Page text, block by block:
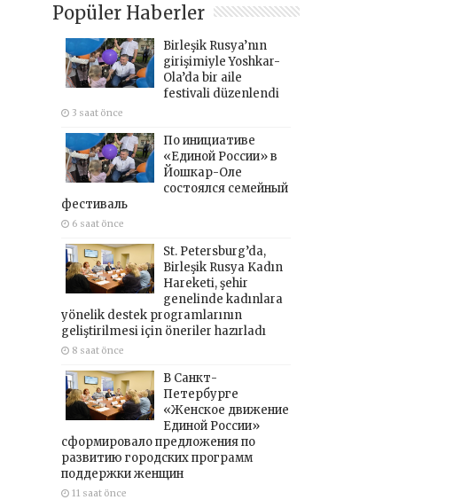
Popüler Haberler
Birleşik Rusya’nın
girişimiyle Yoshkar-
Ola’da bir aile
festivali düzenlendi
3 saat önce
По инициативе
«Единой России» в
Йошкар-Оле
состоялся семейный
фестиваль
6 saat önce
St. Petersburg’da,
Birleşik Rusya Kadın
Hareketi, şehir
genelinde kadınlara
yönelik destek programlarının
geliştirilmesi için öneriler hazırladı
8 saat önce
В Санкт-
Петербурге
«Женское движение
Единой России»
сформировало предложения по
развитию городских программ
поддержки женщин
11 saat önce